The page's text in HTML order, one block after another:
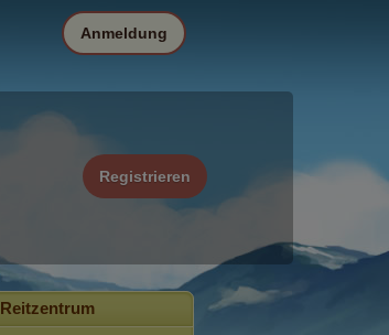
Registrieren
Anmeldung
Reitzentrum